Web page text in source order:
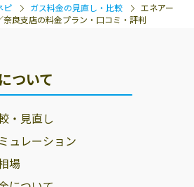
ピ ガス料金の見直し・比較
エネアー
良支店の料金プラン・口コミ・評判
ついて
・見直し
ュレーション
場